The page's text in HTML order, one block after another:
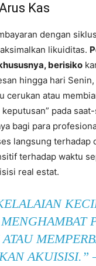
Kas
dengan
likuiditas.
berisiko
hingga hari
cerukan atau
pada
bagi para
langsung terhadap
terhadap waktu
real estat.
ATAU
AKUISISI.”